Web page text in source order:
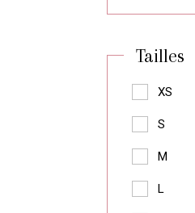
Tailles
XS
S
M
L